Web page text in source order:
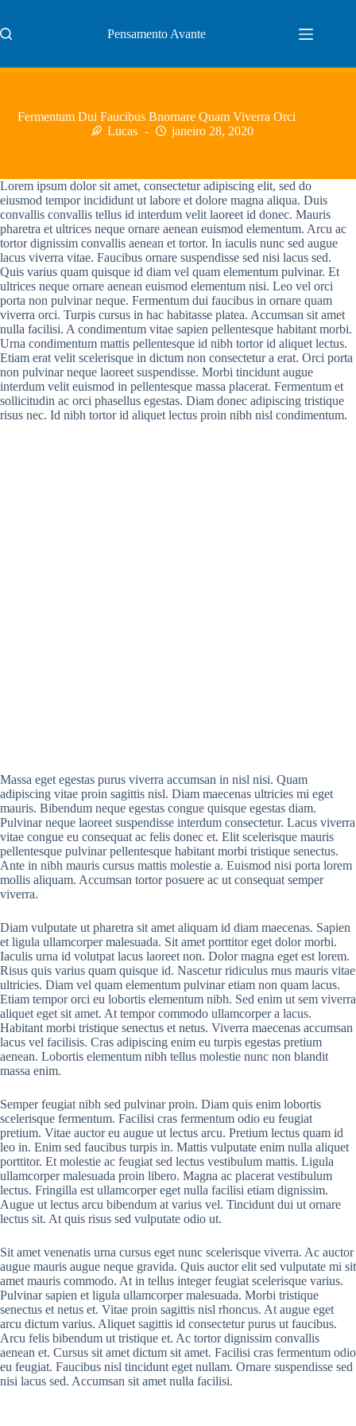
para
o
Pensamento Avante
Fermentum Dui Faucibus Bnornare Quam Viverra Orci
Lucas
janeiro 28, 2020
Lorem ipsum dolor sit amet, consectetur adipiscing elit, sed do
eiusmod tempor incididunt ut labore et dolore magna aliqua. Duis
convallis convallis tellus id interdum velit laoreet id donec. Mauris
pharetra et ultrices neque ornare aenean euismod elementum. Arcu ac
tortor dignissim convallis aenean et tortor. In iaculis nunc sed augue
lacus viverra vitae. Faucibus ornare suspendisse sed nisi lacus sed.
Quis varius quam quisque id diam vel quam elementum pulvinar. Et
ultrices neque ornare aenean euismod elementum nisi. Leo vel orci
porta non pulvinar neque. Fermentum dui faucibus in ornare quam
viverra orci. Turpis cursus in hac habitasse platea. Accumsan sit amet
nulla facilisi. A condimentum vitae sapien pellentesque habitant morbi.
Urna condimentum mattis pellentesque id nibh tortor id aliquet lectus.
Etiam erat velit scelerisque in dictum non consectetur a erat. Orci porta
non pulvinar neque laoreet suspendisse. Morbi tincidunt augue
interdum velit euismod in pellentesque massa placerat. Fermentum et
sollicitudin ac orci phasellus egestas. Diam donec adipiscing tristique
risus nec. Id nibh tortor id aliquet lectus proin nibh nisl condimentum.
Massa eget egestas purus viverra accumsan in nisl nisi. Quam
adipiscing vitae proin sagittis nisl. Diam maecenas ultricies mi eget
mauris. Bibendum neque egestas congue quisque egestas diam.
Pulvinar neque laoreet suspendisse interdum consectetur. Lacus viverra
vitae congue eu consequat ac felis donec et. Elit scelerisque mauris
pellentesque pulvinar pellentesque habitant morbi tristique senectus.
Ante in nibh mauris cursus mattis molestie a. Euismod nisi porta lorem
mollis aliquam. Accumsan tortor posuere ac ut consequat semper
viverra.
Diam vulputate ut pharetra sit amet aliquam id diam maecenas. Sapien
et ligula ullamcorper malesuada. Sit amet porttitor eget dolor morbi.
Iaculis urna id volutpat lacus laoreet non. Dolor magna eget est lorem.
Risus quis varius quam quisque id. Nascetur ridiculus mus mauris vitae
ultricies. Diam vel quam elementum pulvinar etiam non quam lacus.
Etiam tempor orci eu lobortis elementum nibh. Sed enim ut sem viverra
aliquet eget sit amet. At tempor commodo ullamcorper a lacus.
Habitant morbi tristique senectus et netus. Viverra maecenas accumsan
lacus vel facilisis. Cras adipiscing enim eu turpis egestas pretium
aenean. Lobortis elementum nibh tellus molestie nunc non blandit
massa enim.
Semper feugiat nibh sed pulvinar proin. Diam quis enim lobortis
scelerisque fermentum. Facilisi cras fermentum odio eu feugiat
pretium. Vitae auctor eu augue ut lectus arcu. Pretium lectus quam id
leo in. Enim sed faucibus turpis in. Mattis vulputate enim nulla aliquet
porttitor. Et molestie ac feugiat sed lectus vestibulum mattis. Ligula
ullamcorper malesuada proin libero. Magna ac placerat vestibulum
lectus. Fringilla est ullamcorper eget nulla facilisi etiam dignissim.
Augue ut lectus arcu bibendum at varius vel. Tincidunt dui ut ornare
lectus sit. At quis risus sed vulputate odio ut.
Sit amet venenatis urna cursus eget nunc scelerisque viverra. Ac auctor
augue mauris augue neque gravida. Quis auctor elit sed vulputate mi sit
amet mauris commodo. At in tellus integer feugiat scelerisque varius.
Pulvinar sapien et ligula ullamcorper malesuada. Morbi tristique
senectus et netus et. Vitae proin sagittis nisl rhoncus. At augue eget
arcu dictum varius. Aliquet sagittis id consectetur purus ut faucibus.
Arcu felis bibendum ut tristique et. Ac tortor dignissim convallis
aenean et. Cursus sit amet dictum sit amet. Facilisi cras fermentum odio
eu feugiat. Faucibus nisl tincidunt eget nullam. Ornare suspendisse sed
nisi lacus sed. Accumsan sit amet nulla facilisi.